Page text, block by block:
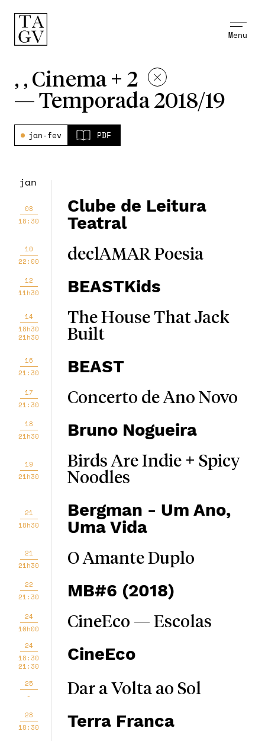
Menu
, , Cinema + 2
— Temporada 2018/19
jan-fev PDF
jan
08
18:30
Clube de Leitura
Teatral
10
22:00
declAMAR Poesia
12
11h30
BEASTKids
14
18h30
21h30
The House That Jack
Built
16
21:30
BEAST
17
21:30
Concerto de Ano Novo
18
21h30
Bruno Nogueira
19
21h30
Birds Are Indie + Spicy
Noodles
21
18h30
Bergman - Um Ano,
Uma Vida
21
21h30
O Amante Duplo
22
21:30
MB#6 (2018)
24
10h00
CineEco — Escolas
24
18:30
21:30
CineEco
25
-
Dar a Volta ao Sol
28
18:30
Terra Franca